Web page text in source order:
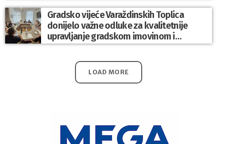
Gradsko vijeće Varaždinskih Toplica
donijelo važne odluke za kvalitetnije
upravljanje gradskom imovinom i
komunalnim sustavom
LOAD MORE